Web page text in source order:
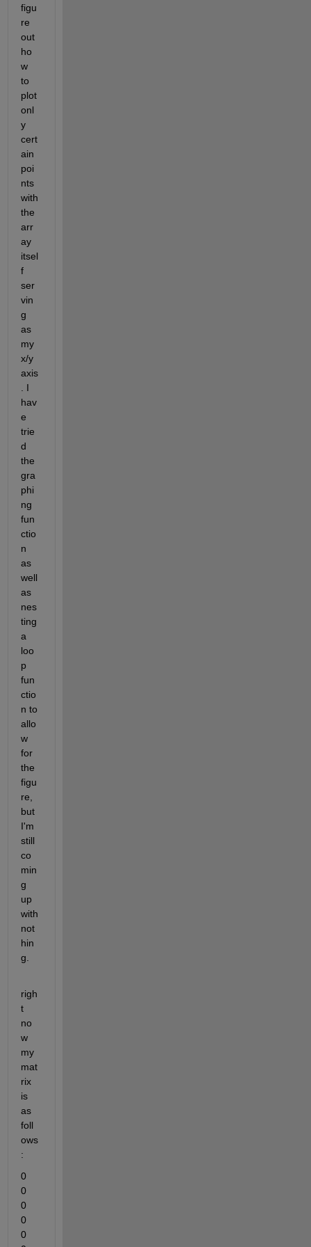
figu
re
out
ho
w
to
plot
onl
y
cert
ain
poi
nts
with
the
arr
ay
itsel
f
ser
vin
g
as
my
x/y
axis
. I
hav
e
trie
d
the
gra
phi
ng
fun
ctio
n
as
well
as
nes
ting
a
loo
p
fun
ctio
n to
allo
w
for
the
figu
re,
but
I'm
still
co
min
g
up
with
not
hin
g.
righ
t
no
w
my
mat
rix
is
as
foll
ows
:
0
0
0
0
0